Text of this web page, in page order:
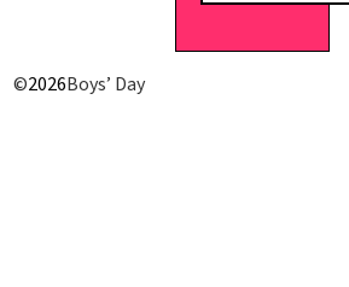
©2026Boys’ Day